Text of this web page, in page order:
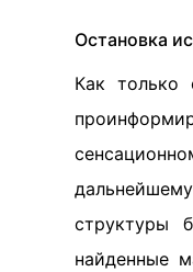
Остановка
Как только
структуры
найденные